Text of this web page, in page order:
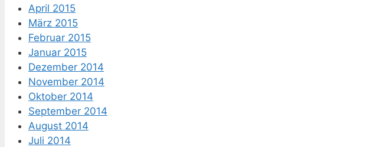
April 2015
März 2015
Februar 2015
Januar 2015
Dezember 2014
November 2014
Oktober 2014
September 2014
August 2014
Juli 2014